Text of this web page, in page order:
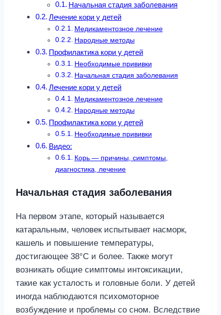
Начальная стадия заболевания
Лечение кори у детей
Медикаментозное лечение
Народные методы
Профилактика кори у детей
Необходимые прививки
Начальная стадия заболевания
Лечение кори у детей
Медикаментозное лечение
Народные методы
Профилактика кори у детей
Необходимые прививки
Видео:
Корь — причины, симптомы,
диагностика, лечение
Начальная стадия заболевания
На первом этапе, который называется
катаральным, человек испытывает насморк,
кашель и повышение температуры,
достигающее 38°C и более. Также могут
возникать общие симптомы интоксикации,
такие как усталость и головные боли. У детей
иногда наблюдаются психомоторное
возбуждение и проблемы со сном. Вследствие